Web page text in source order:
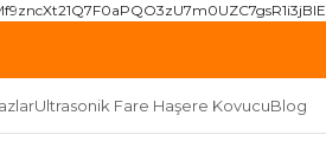
Ultrasonik Fare Haşere KovucuBlog